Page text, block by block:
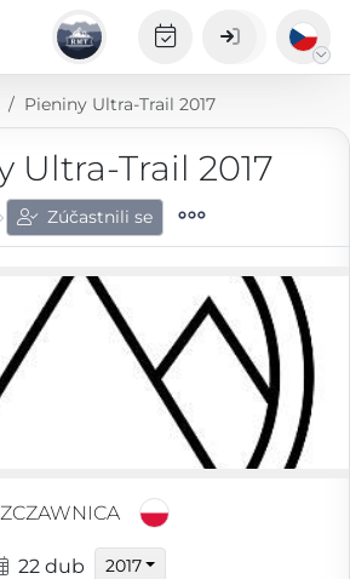
Pieniny Ultra-Trail 2017
Ultra-Trail 2017
Zúčastnili se
22 dub 2017